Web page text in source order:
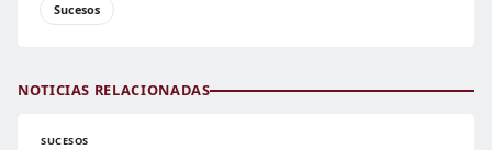
Sucesos
NOTICIAS RELACIONADAS
SUCESOS